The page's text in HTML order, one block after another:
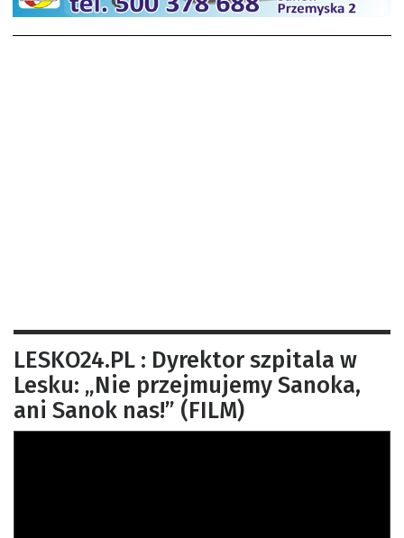
LESKO24.PL : Dyrektor szpitala w
Lesku: „Nie przejmujemy Sanoka,
ani Sanok nas!” (FILM)